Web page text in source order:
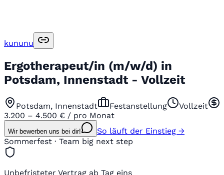
kununu
Ergotherapeut/in (m/w/d) in
Potsdam, Innenstadt - Vollzeit
Potsdam, Innenstadt Festanstellung
Vollzeit
3.200 – 4.500 € / pro Monat
Wir bewerben uns bei dir!
So läuft der Einstieg →
Sommerfest · Team big next step
Unbefristeter Vertrag ab Tag eins